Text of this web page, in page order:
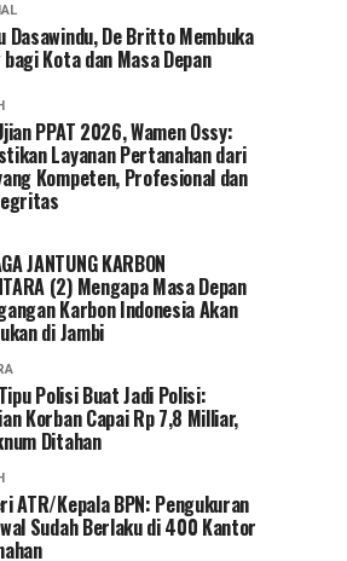
Dasawindu, De Britto Membuka
bagi Kota dan Masa Depan
PPAT 2026, Wamen Ossy:
Layanan Pertanahan dari
Kompeten, Profesional dan
JANTUNG KARBON
(2) Mengapa Masa Depan
Karbon Indonesia Akan
di Jambi
Polisi Buat Jadi Polisi:
Korban Capai Rp 7,8 Milliar,
Ditahan
ATR/Kepala BPN: Pengukuran
Sudah Berlaku di 400 Kantor